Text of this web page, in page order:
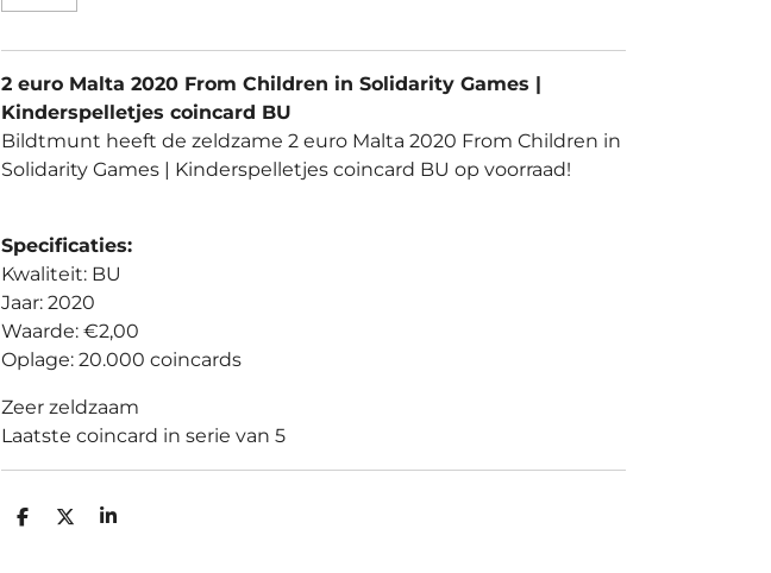
2 euro Malta 2020 From Children in Solidarity Games |
Kinderspelletjes coincard BU
Bildtmunt heeft de zeldzame 2 euro Malta 2020 From Children in
Solidarity Games | Kinderspelletjes coincard BU op voorraad!
Specificaties:
Kwaliteit: BU
Jaar: 2020
Waarde: €2,00
Oplage: 20.000 coincards
Zeer zeldzaam
Laatste coincard in serie van 5
D
D
S